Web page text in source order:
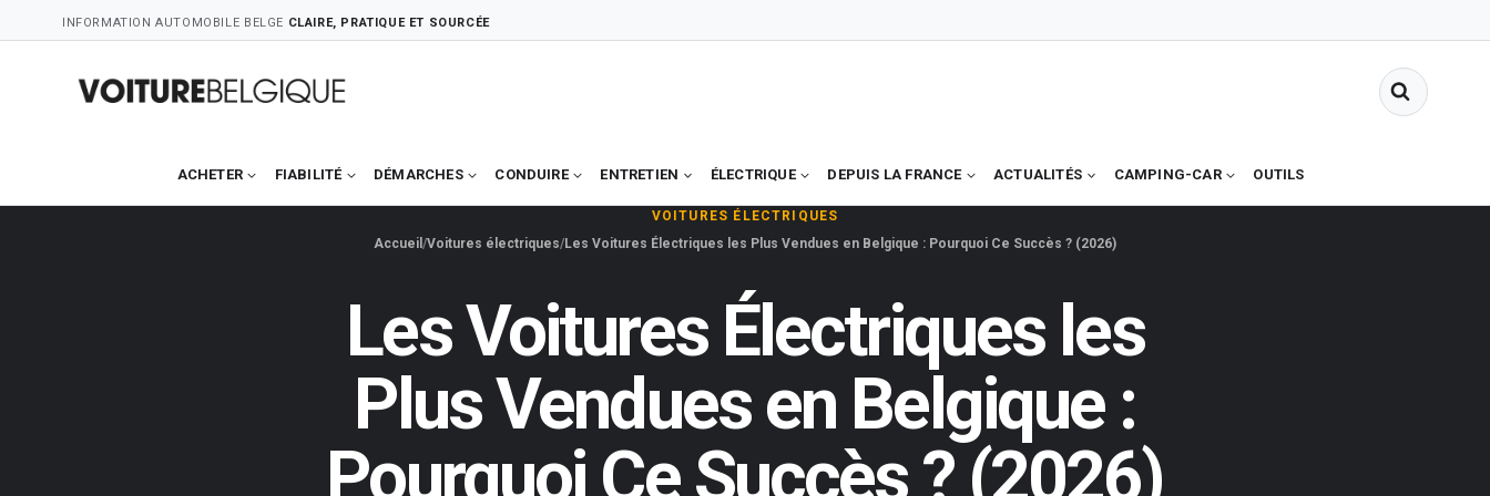
to
INFORMATION AUTOMOBILE BELGE CLAIRE, PRATIQUE ET SOURCÉE
ACHETER FIABILITÉ DÉMARCHES CONDUIRE ENTRETIEN ÉLECTRIQUE DEPUIS LA FRANCE ACTUALITÉS CAMPING-CAR OUTILS
VOITURES ÉLECTRIQUES
Accueil Voitures électriques Les Voitures Électriques les Plus Vendues en Belgique : Pourquoi Ce Succès ? (2026)
Les Voitures Électriques les
Plus Vendues en Belgique :
Pourquoi Ce Succès ? (2026)